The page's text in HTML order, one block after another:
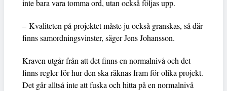
inte bara vara tomma ord, utan också följas upp.
– Kvaliteten på projektet måste ju också granskas, så där
finns samordningsvinster, säger Jens Johansson.
Kraven utgår från att det finns en normalnivå och det
finns regler för hur den ska räknas fram för olika projekt.
Det går alltså inte att fuska och hitta på en normalnivå